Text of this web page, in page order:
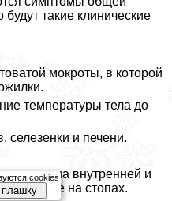
такие клинические
мокроты, в которой
температуры тела до
селезенки и печени.
типа на внутренней и
а также на стопах.
cookies
плашку